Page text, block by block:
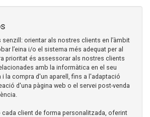
orientar als nostres clients en l’àmbit
l’eina i/o el sistema més adequat per al
prioritat és assessorar als nostres clients
amb la informàtica en el seu
i la compra d'un aparell, fins a l'adaptació
d'una pàgina web o el servei post-venda
client de forma personalitzada, oferint